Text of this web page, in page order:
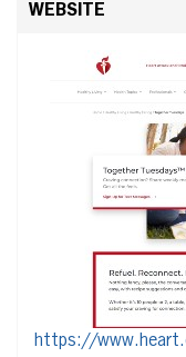
WEBSITE
https://